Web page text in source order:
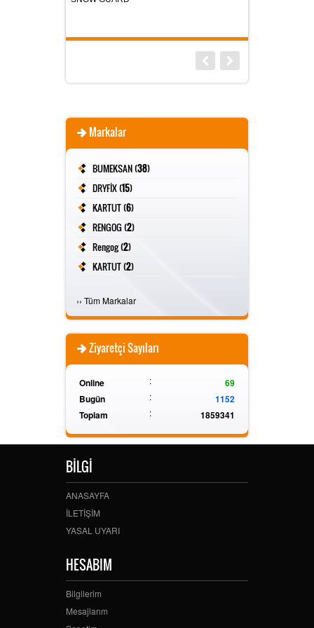
Markalar
BUMEKSAN (38)
DRYFİX (15)
KARTUT (6)
RENGOG (2)
Rengog (2)
KARTUT (2)
›› Tüm Markalar
Ziyaretçi Sayıları
Online :
69
Bugün
:
1152
Toplam
: 1859341
BİLGİ
ANASAYFA
İLETİŞİM
YASAL UYARI
HESABIM
Bilgilerim
Mesajlarım